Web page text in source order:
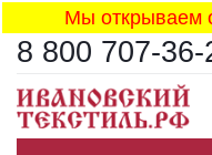
Мы открываем
8 800 707-36-